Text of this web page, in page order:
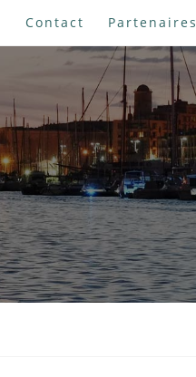
Contact Partenaires